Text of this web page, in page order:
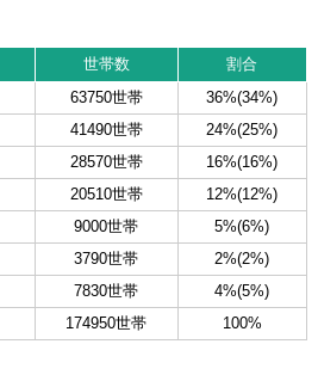
世帯数
割合
63750世帯
36%(34%)
41490世帯
24%(25%)
28570世帯
16%(16%)
20510世帯
12%(12%)
9000世帯
5%(6%)
3790世帯
2%(2%)
7830世帯
4%(5%)
174950世帯 100%